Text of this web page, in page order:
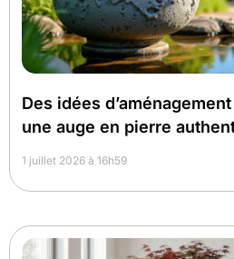
Des idées
une auge en pierre
1 juillet 2026 à 16h59